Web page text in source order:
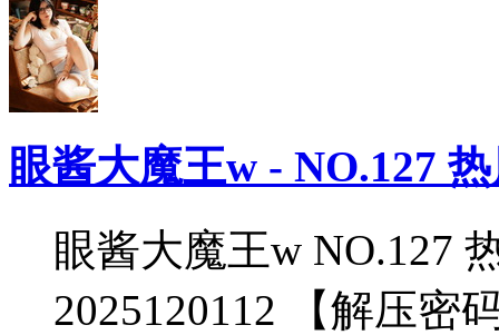
眼酱大魔王w - NO.127
眼酱大魔王w NO.127
2025120112 【解压